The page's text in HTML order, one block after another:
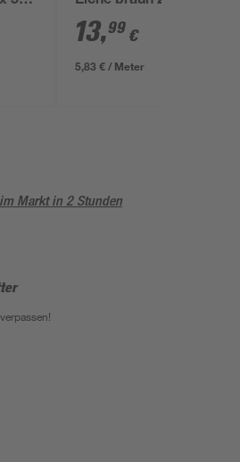
x 14 mm
13,99 €
5,83 € / Meter
Markt in 2 Stunden